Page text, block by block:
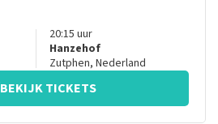
20:15 uur
Hanzehof
Zutphen, Nederland
BEKIJK TICKETS